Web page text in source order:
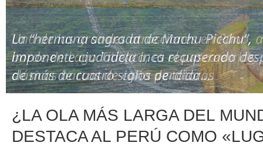
¿LA OLA MÁS LARGA DEL
DESTACA AL PERÚ COMO